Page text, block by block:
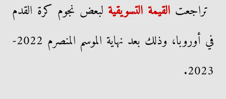
تراجعت القيمة التسويقيةلبعض نجوم كرة القدم
في أوروبا، وذلك بعد نهاية الموسم المنصرم 2022-
2023.